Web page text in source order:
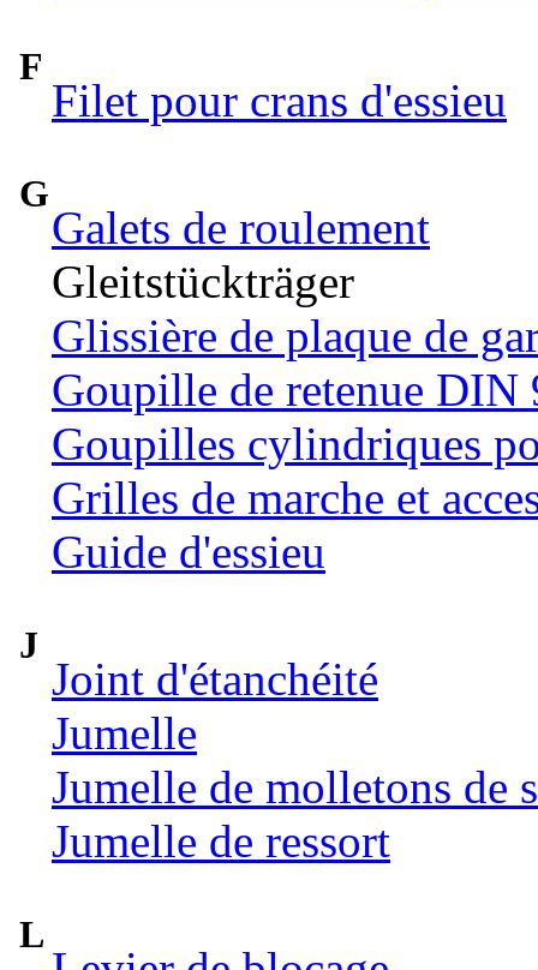
F
Filet pour crans d'essieu
G
Galets de roulement
Gleitstückträger
Glissière de plaque de
Goupille de retenue DIN
Goupilles cylindriques
Grilles de marche et
Guide d'essieu
J
Joint d'étanchéité
Jumelle
Jumelle de molletons de
Jumelle de ressort
L